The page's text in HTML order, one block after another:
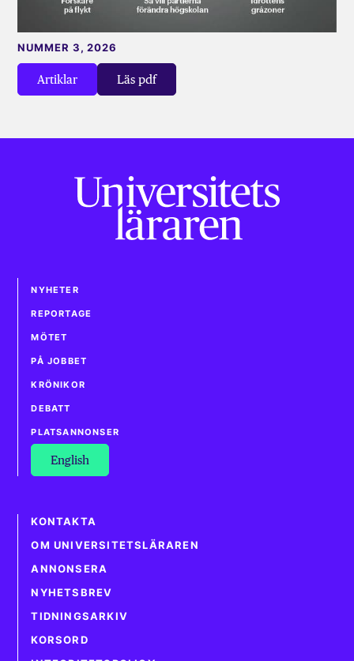
Artiklar Läs pdf
NUMMER 3, 2026
NYHETER
REPORTAGE
MÖTET
PÅ JOBBET
KRÖNIKOR
DEBATT
PLATSANNONSER
English
KONTAKTA
OM UNIVERSITETSLÄRAREN
ANNONSERA
NYHETSBREV
TIDNINGSARKIV
KORSORD